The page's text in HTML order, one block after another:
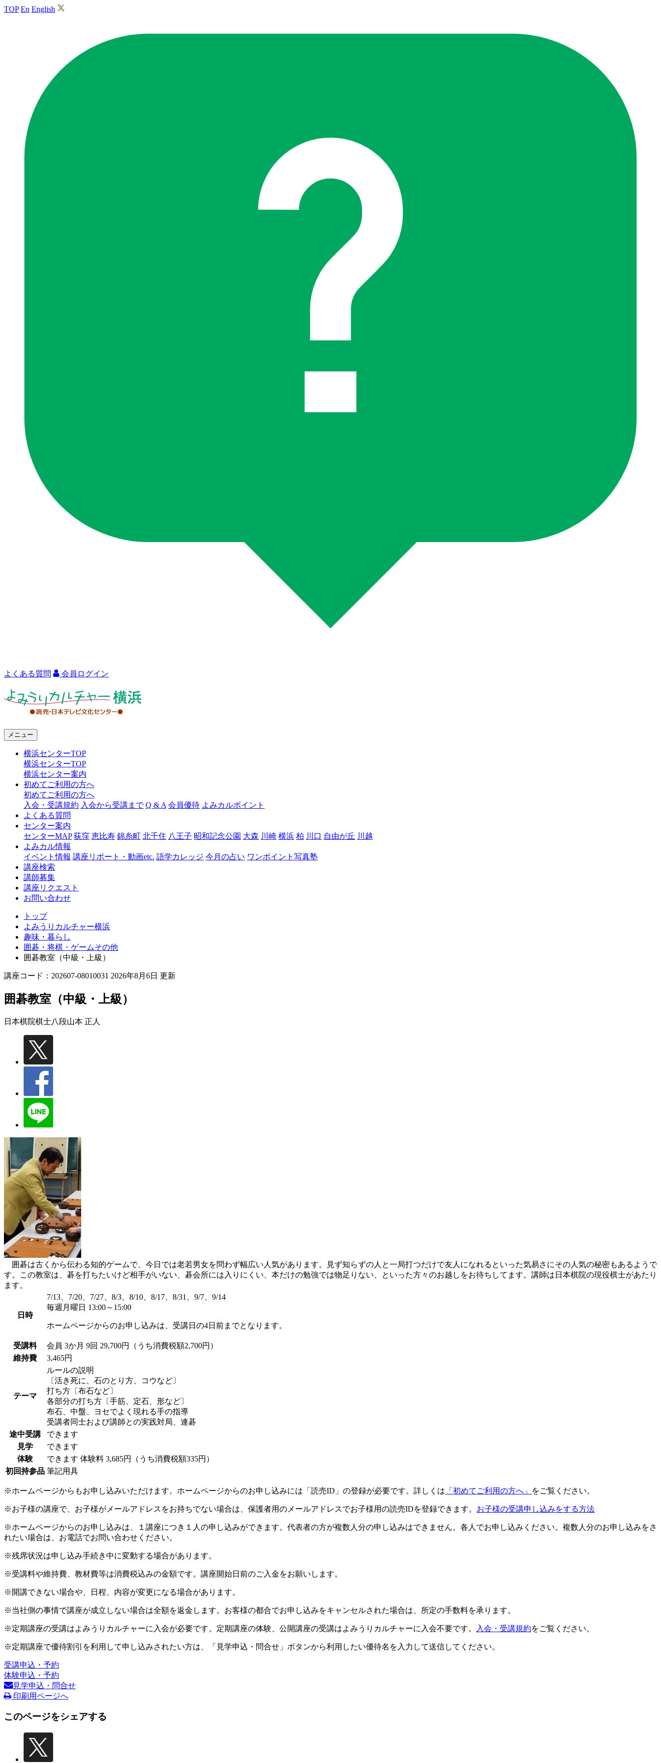
TOP En English
よくある質問 会員ログイン
ャ
横
浜
メニュー
横浜センターTOP
横浜センターTOP
横浜センター案内
初めてご利用の方へ
初めてご利用の方へ
入会・受講規約 入会から受講まで Q & A 会員優待 よみカルポイント
よくある質問
センター案内
センターMAP 荻窪 恵比寿 錦糸町 北千住 八王子 昭和記念公園 大森 川崎 横浜 柏 川口 自由が丘 川越
よみカル情報
イベント情報 講座リポート・動画etc. 語学カレッジ 今月の占い ワンポイント写真塾
講座検索
講師募集
講座リクエスト
お問い合わせ
トップ
よみうりカルチャー横浜
趣味・暮らし
囲碁・将棋・ゲームその他
囲碁教室（中級・上級）
講座コード：202607-08010031 2026年8月6日 更新
囲碁教室（中級・上級）
日本棋院棋士八段山本 正人
囲碁は古くから伝わる知的ゲームで、今日では老若男女を問わず幅広い人気があります。見ず知らずの人と一局打つだけで友人になれるといった気易さにその人気の秘密もあるようで
す。この教室は、碁を打ちたいけど相手がいない、碁会所には入りにくい、本だけの勉強では物足りない、といった方々のお越しをお待ちしてます。講師は日本棋院の現役棋士があたり
ます。
日時
7/13、7/20、7/27、8/3、8/10、8/17、8/31、9/7、9/14
毎週月曜日 13:00～15:00
ホームページからのお申し込みは、受講日の4日前までとなります。
受講料 会員 3か月 9回 29,700円（うち消費税額2,700円）
維持費
3,465円
テーマ
ルールの説明
〔活き死に、石のとり方、コウなど〕
打ち方〔布石など〕
各部分の打ち方〔手筋、定石、形など〕
布石、中盤、ヨセでよく現れる手の指導
受講者同士および講師との実践対局、連碁
途中受講
できます
見学
できます
体験
できます 体験料 3,685円（うち消費税額335円）
初回持参品 筆記用具
※ホームページからもお申し込みいただけます。ホームページからのお申し込みには「読売ID」の登録が必要です。詳しくは 「初めてご利用の方へ」 をご覧ください。
※お子様の講座で、お子様がメールアドレスをお持ちでない場合は、保護者用のメールアドレスでお子様用の読売IDを登録できます。 お子様の受講申し込みをする方法
※ホームページからのお申し込みは、１講座につき１人の申し込みができます。代表者の方が複数人分の申し込みはできません。各人でお申し込みください。複数人分のお申し込みをさ
れたい場合は、お電話でお問い合わせください。
※残席状況は申し込み手続き中に変動する場合があります。
※受講料や維持費、教材費等は消費税込みの金額です。講座開始日前のご入金をお願いします。
※開講できない場合や、日程、内容が変更になる場合があります。
※当社側の事情で講座が成立しない場合は全額を返金します。お客様の都合でお申し込みをキャンセルされた場合は、所定の手数料を承ります。
※定期講座の受講はよみうりカルチャーに入会が必要です。定期講座の体験、公開講座の受講はよみうりカルチャーに入会不要です。 入会・受講規約をご覧ください。
※定期講座で優待割引を利用して申し込みされたい方は、「見学申込・問合せ」ボタンから利用したい優待名を入力して送信してください。
受講申込・予約
体験申込・予約
見学申込・問合せ
印刷用ページへ
このページをシェアする